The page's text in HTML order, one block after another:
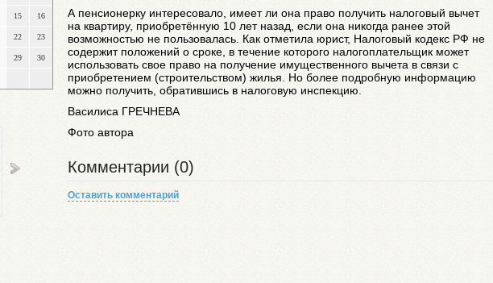
15 16
22 23
29 30
А пенсионерку интересовало, имеет ли она право получить налоговый вычет
на квартиру, приобретённую 10 лет назад, если она никогда ранее этой
возможностью не пользовалась. Как отметила юрист, Налоговый кодекс РФ не
содержит положений о сроке, в течение которого налогоплательщик может
использовать свое право на получение имущественного вычета в связи с
приобретением (строительством) жилья. Но более подробную информацию
можно получить, обратившись в налоговую инспекцию.
Василиса ГРЕЧНЕВА
Фото автора
Комментарии (0)
Оставить комментарий